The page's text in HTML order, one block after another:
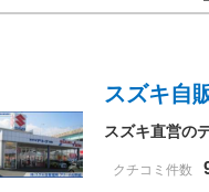
スズキ自
スズキ直営の
クチコミ件数